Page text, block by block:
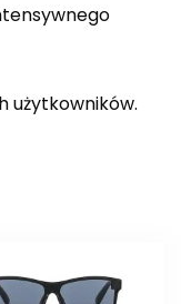
użytkowników.